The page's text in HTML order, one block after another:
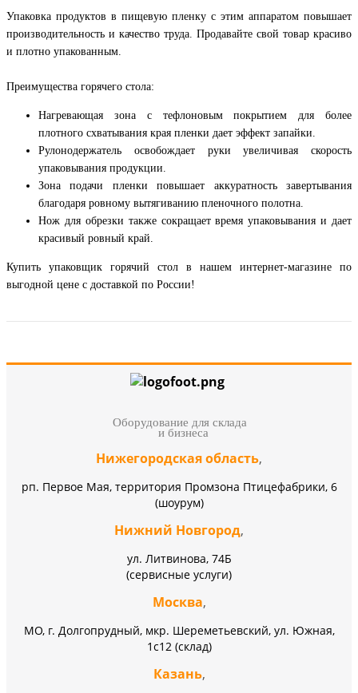
Упаковка продуктов в пищевую пленку с этим аппаратом повышает
производительность и качество труда. Продавайте свой товар красиво
и плотно упакованным.
Преимущества горячего стола:
Нагревающая зона с тефлоновым покрытием для более
плотного схватывания края пленки дает эффект запайки.
Рулонодержатель освобождает руки увеличивая скорость
упаковывания продукции.
Зона подачи пленки повышает аккуратность завертывания
благодаря ровному вытягиванию пленочного полотна.
Нож для обрезки также сокращает время упаковывания и дает
красивый ровный край.
Купить упаковщик горячий стол в нашем интернет-магазине по
выгодной цене с доставкой по России!
Оборудование для склада
и бизнеса
Нижегородская область,
рп. Первое Мая, территория Промзона Птицефабрики, 6
(шоурум)
Нижний Новгород,
ул. Литвинова, 74Б
(сервисные услуги)
Москва,
МО, г. Долгопрудный, мкр. Шереметьевский, ул. Южная,
1с12 (склад)
Казань,